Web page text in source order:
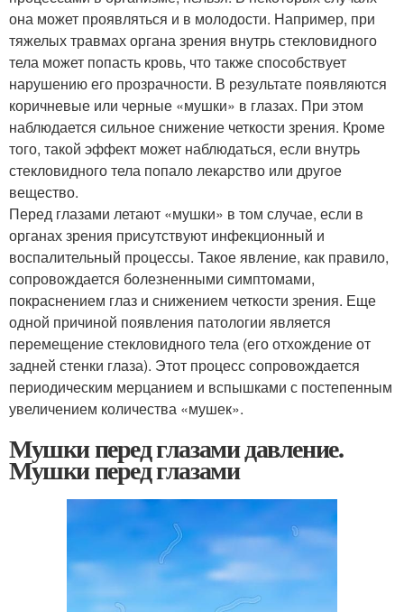
она может проявляться и в молодости. Например, при
тяжелых травмах органа зрения внутрь стекловидного
тела может попасть кровь, что также способствует
нарушению его прозрачности. В результате появляются
коричневые или черные «мушки» в глазах. При этом
наблюдается сильное снижение четкости зрения. Кроме
того, такой эффект может наблюдаться, если внутрь
стекловидного тела попало лекарство или другое
вещество.
Перед глазами летают «мушки» в том случае, если в
органах зрения присутствуют инфекционный и
воспалительный процессы. Такое явление, как правило,
сопровождается болезненными симптомами,
покраснением глаз и снижением четкости зрения. Еще
одной причиной появления патологии является
перемещение стекловидного тела (его отхождение от
задней стенки глаза). Этот процесс сопровождается
периодическим мерцанием и вспышками с постепенным
увеличением количества «мушек».
Мушки перед глазами давление.
Мушки перед глазами